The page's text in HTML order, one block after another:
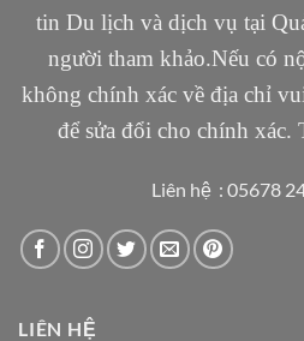
tin Du lịch và dịch vụ tại
người tham khảo.Nếu có
không chính xác về địa chỉ
để sửa đổi cho chính xác.
Liên hệ : 05678
LIÊN HỆ